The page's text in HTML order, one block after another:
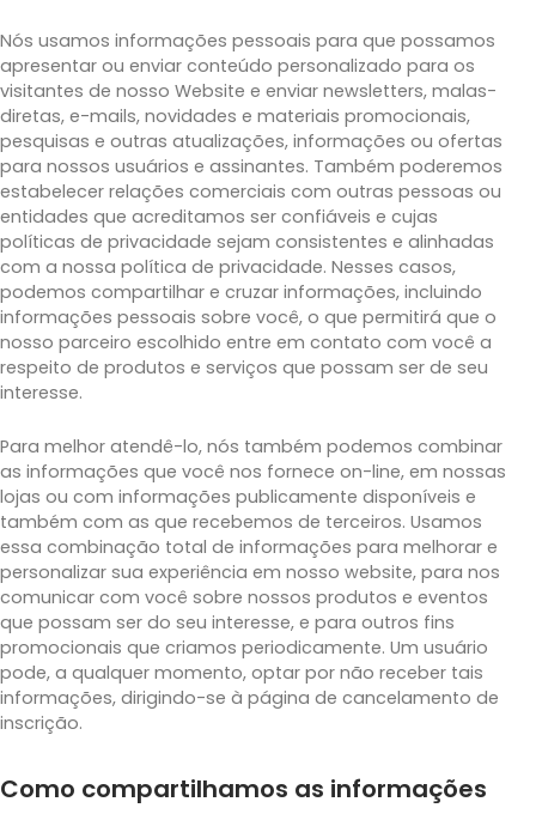
Nós usamos informações pessoais para que possamos
apresentar ou enviar conteúdo personalizado para os
visitantes de nosso Website e enviar newsletters, malas-
diretas, e-mails, novidades e materiais promocionais,
pesquisas e outras atualizações, informações ou ofertas
para nossos usuários e assinantes. Também poderemos
estabelecer relações comerciais com outras pessoas ou
entidades que acreditamos ser confiáveis e cujas
políticas de privacidade sejam consistentes e alinhadas
com a nossa política de privacidade. Nesses casos,
podemos compartilhar e cruzar informações, incluindo
informações pessoais sobre você, o que permitirá que o
nosso parceiro escolhido entre em contato com você a
respeito de produtos e serviços que possam ser de seu
interesse.
Para melhor atendê-lo, nós também podemos combinar
as informações que você nos fornece on-line, em nossas
lojas ou com informações publicamente disponíveis e
também com as que recebemos de terceiros. Usamos
essa combinação total de informações para melhorar e
personalizar sua experiência em nosso website, para nos
comunicar com você sobre nossos produtos e eventos
que possam ser do seu interesse, e para outros fins
promocionais que criamos periodicamente. Um usuário
pode, a qualquer momento, optar por não receber tais
informações, dirigindo-se à página de cancelamento de
inscrição.
Como compartilhamos as informações